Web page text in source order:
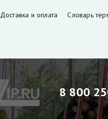
Доставка и оплата Словарь
8 800